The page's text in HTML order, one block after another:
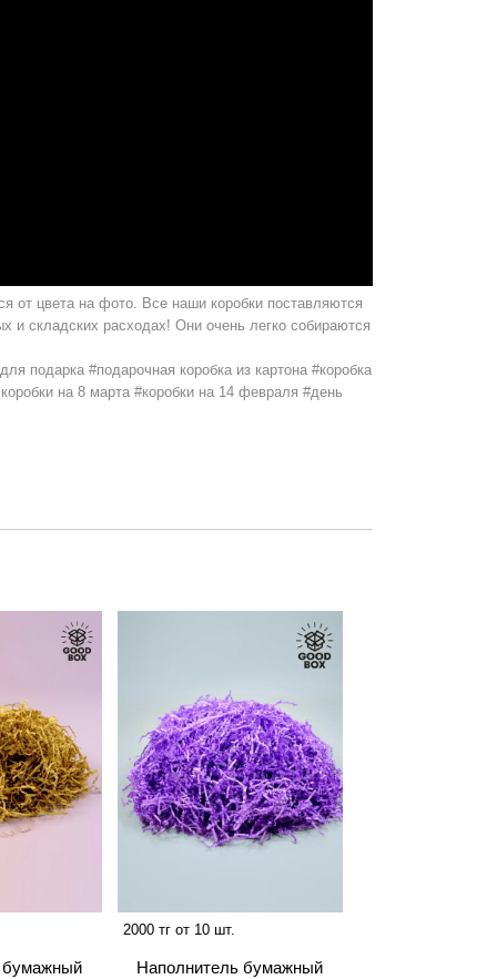
от цвета на фото. Все наши коробки поставляются
и складских расходах! Они очень легко собираются
подарка #подарочная коробка из картона #коробка
на 8 марта #коробки на 14 февраля #день
бумажный
2000 тг от 10 шт.
Наполнитель бумажный